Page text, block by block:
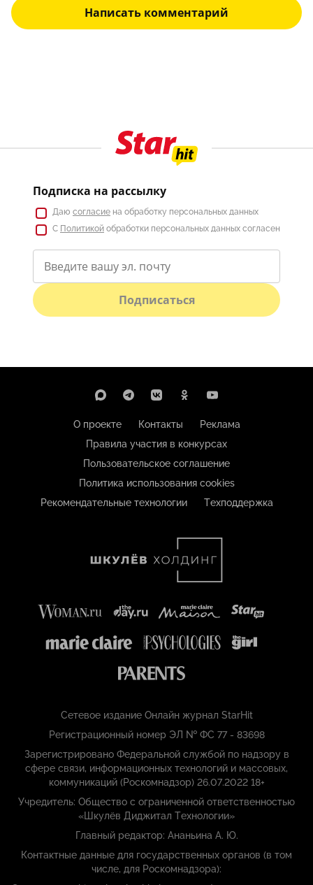
Написать комментарий
Подписка на рассылку
Даю согласие на обработку персональных данных
С Политикой обработки персональных данных согласен
Подписаться
О проекте Контакты
Реклама
Правила участия в конкурсах
Пользовательское соглашение
Политика использования cookies
Рекомендательные технологии
Техподдержка
Сетевое издание Онлайн журнал StarHit
Регистрационный номер ЭЛ № ФС 77 - 83698
Зарегистрировано Федеральной службой по надзору в
сфере связи, информационных технологий и массовых,
коммуникаций (Роскомнадзор) 26.07.2022 18+
Учредитель: Общество с ограниченной ответственностью
«Шкулёв Диджитал Технологии»
Главный редактор: Ананьина А. Ю.
Контактные данные для государственных органов (в том
числе, для Роскомнадзора):